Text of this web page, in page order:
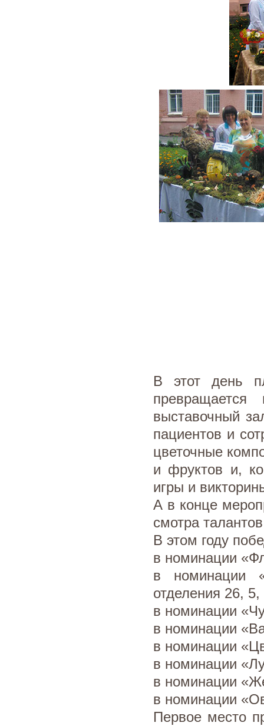
В этот день
выставочный
пациентов и
цветочные
и фруктов и,
игры и
А в конце
смотра
В этом году
в номинации
в номинации
отделения 26, 5,
в номинации
в номинации
в номинации
в номинации
в номинации
в номинации
Первое место